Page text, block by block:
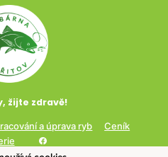
žijte zdravě!
a úprava ryb
Ceník